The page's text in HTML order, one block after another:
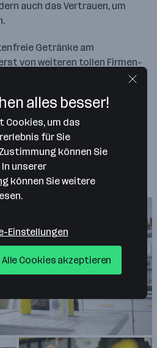
auch das Vertrauen, um
Getränke am
von weiteren tollen Firmen-
Haustrunk über sommerliche
Deine
ebenfalls am Herzen! Darum
Impfaktionen, Yoga-Kursen
alles besser!
Cookies, um das
für Sie
können Sie
In unserer
können Sie weitere
Einstellungen
Alle Cookies akzeptieren